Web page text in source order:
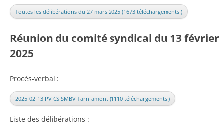
Toutes les délibérations du 27 mars 2025 (1673 téléchargements )
Réunion du comité syndical du 13 février
2025
Procès-verbal :
2025-02-13 PV CS SMBV Tarn-amont (1110 téléchargements )
Liste des délibérations :